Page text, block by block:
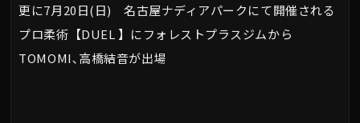
更に7月20日(日) 名古屋ナディアパークにて開催される
プロ柔術【DUEL 】にフォレストプラスジムから
TOMOMI､高橋結音が出場